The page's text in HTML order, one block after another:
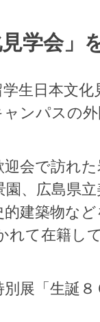
見学会」
生日本文
ンパスの
会で訪れ
、広島県
的建築物な
れて在籍し
別展「生誕